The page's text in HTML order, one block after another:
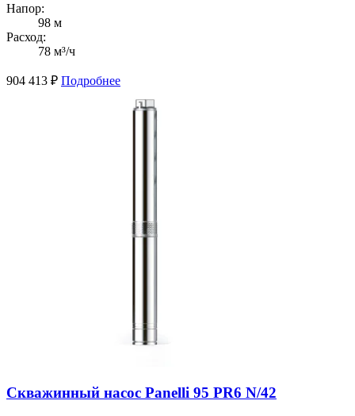
Напор:
98 м
Расход:
78 м³/ч
904 413 ₽ Подробнее
Скважинный насос Panelli 95 PR6 N/42